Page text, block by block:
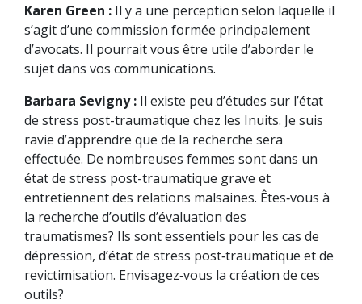
Karen Green : Il y a une perception selon laquelle il
s’agit d’une commission formée principalement
d’avocats. Il pourrait vous être utile d’aborder le
sujet dans vos communications.
Barbara Sevigny : Il existe peu d’études sur l’état
de stress post-traumatique chez les Inuits. Je suis
ravie d’apprendre que de la recherche sera
effectuée. De nombreuses femmes sont dans un
état de stress post-traumatique grave et
entretiennent des relations malsaines. Êtes‑vous à
la recherche d’outils d’évaluation des
traumatismes? Ils sont essentiels pour les cas de
dépression, d’état de stress post‑traumatique et de
revictimisation. Envisagez‑vous la création de ces
outils?